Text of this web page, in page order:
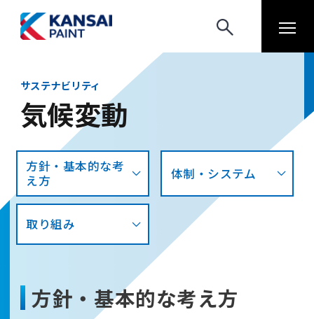
サステナビリティ
気候変動
方針・基本的な考
え方
体制・システム
取り組み
方針・基本的な考え方